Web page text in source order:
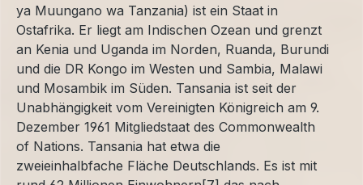
ya Muungano wa Tanzania) ist ein Staat in
Ostafrika. Er liegt am Indischen Ozean und grenzt
an Kenia und Uganda im Norden, Ruanda, Burundi
und die DR Kongo im Westen und Sambia, Malawi
und Mosambik im Süden. Tansania ist seit der
Unabhängigkeit vom Vereinigten Königreich am 9.
Dezember 1961 Mitgliedstaat des Commonwealth
of Nations. Tansania hat etwa die
zweieinhalbfache Fläche Deutschlands. Es ist mit